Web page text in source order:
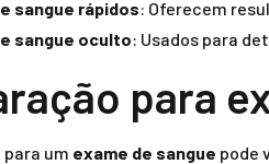
sangue rápidos: Oferecem
sangue oculto: Usados para
para
um exame de sangue pode